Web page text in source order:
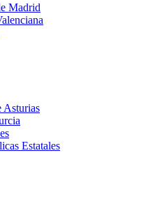
Madrid
Asturias
Estatales